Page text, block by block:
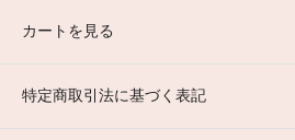
カートを見る
特定商取引法に基づく表記